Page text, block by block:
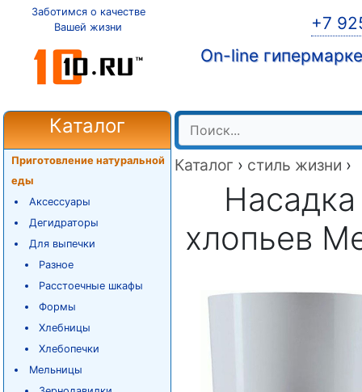
Заботимся о качестве
Вашей жизни
+7
On-line
Каталог
Приготовление натуральной
еды
Аксессуары
Дегидраторы
Для выпечки
Разное
Расстоечные шкафы
Формы
Хлебницы
Хлебопечки
Мельницы
Каталог › стиль жизни ›
хлопьев